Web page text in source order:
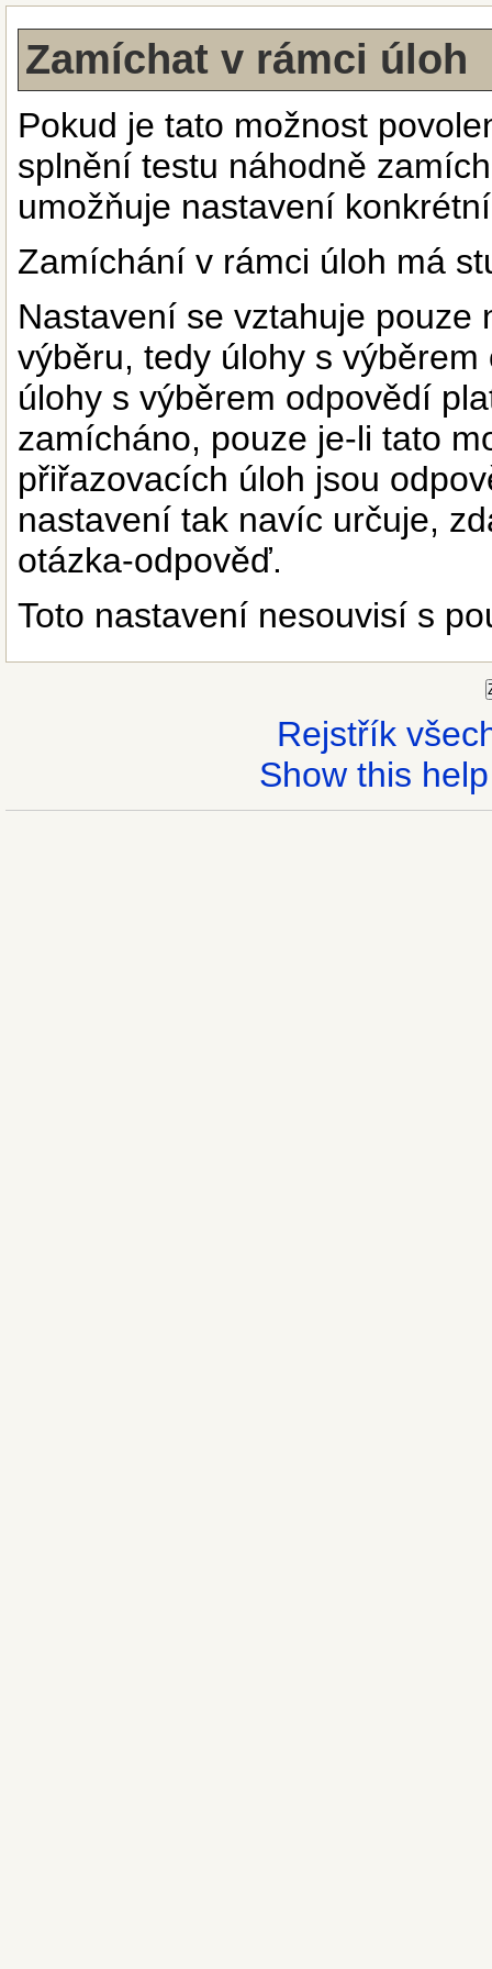
Zamíchat v rámci úloh
Pokud je tato možnost
splnění testu náhodně
umožňuje nastavení
Zamíchání v rámci úloh má
Nastavení se vztahuje pouze
výběru, tedy úlohy s
úlohy s výběrem odpovědí
zamícháno, pouze je-li tato
přiřazovacích úloh jsou
nastavení tak navíc určuje,
otázka-odpověď.
Toto nastavení nesouvisí s
Rejstřík
Show this